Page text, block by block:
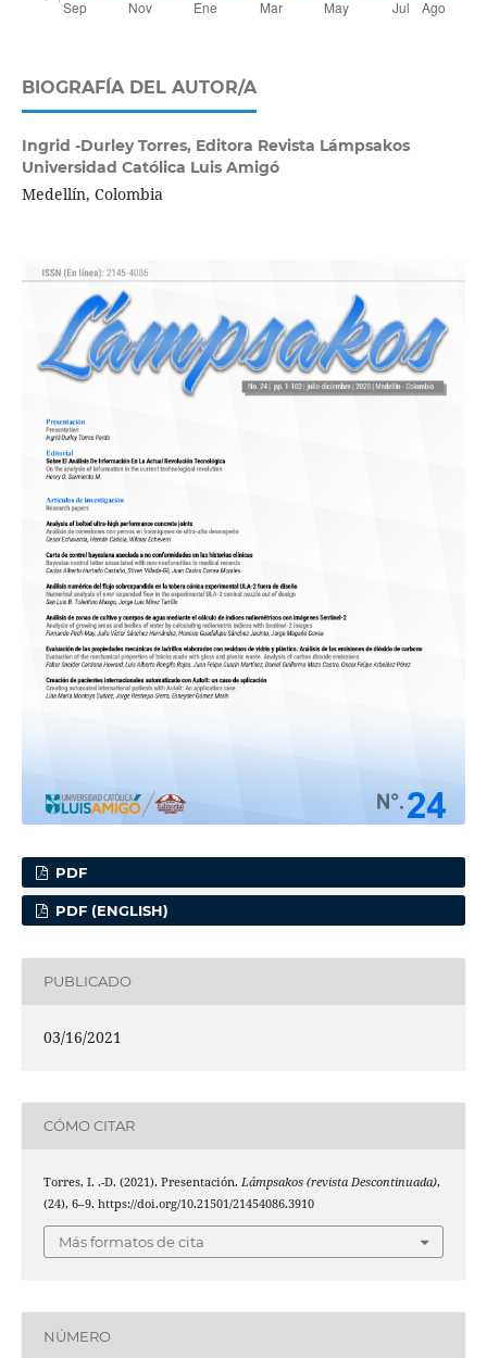
BIOGRAFÍA DEL AUTOR/A
Ingrid -Durley Torres, Editora Revista Lámpsakos
Universidad Católica Luis Amigó
Medellín, Colombia
PDF
PDF (ENGLISH)
PUBLICADO
03/16/2021
CÓMO CITAR
Torres, I. .-D. (2021). Presentación. Lámpsakos (revista Descontinuada),
(24), 6–9. https://doi.org/10.21501/21454086.3910
Más formatos de cita
NÚMERO